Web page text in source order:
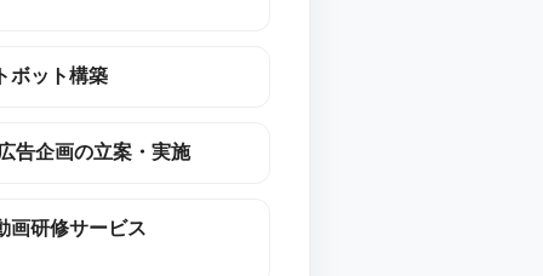
ボット構築
告企画の立案・実施
画研修サービス